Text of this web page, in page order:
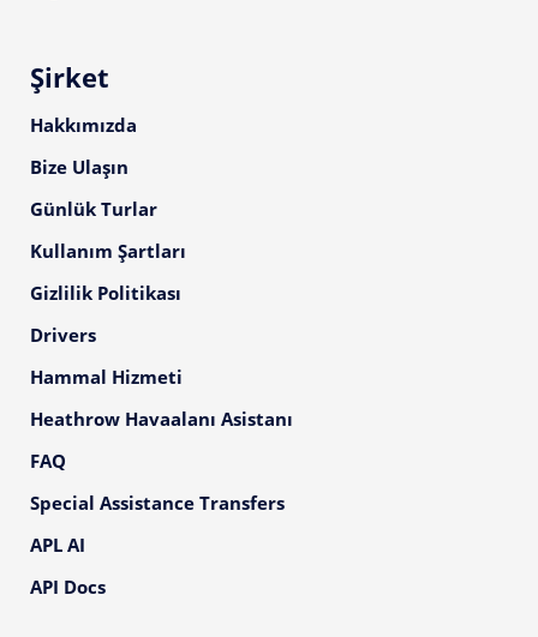
Şirket
Hakkımızda
Bize Ulaşın
Günlük Turlar
Kullanım Şartları
Gizlilik Politikası
Drivers
Hammal Hizmeti
Heathrow Havaalanı Asistanı
FAQ
Special Assistance Transfers
APL AI
API Docs